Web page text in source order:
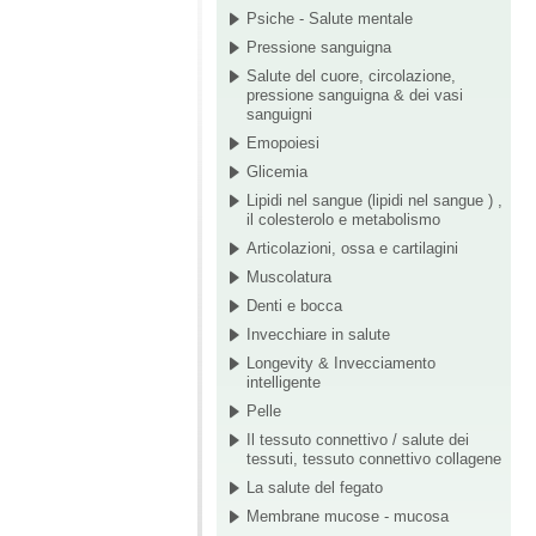
Psiche - Salute mentale
Pressione sanguigna
Salute del cuore, circolazione,
pressione sanguigna & dei vasi
sanguigni
Emopoiesi
Glicemia
Lipidi nel sangue (lipidi nel sangue ) ,
il colesterolo e metabolismo
Articolazioni, ossa e cartilagini
Muscolatura
Denti e bocca
Invecchiare in salute
Longevity & Invecciamento
intelligente
Pelle
Il tessuto connettivo / salute dei
tessuti, tessuto connettivo collagene
La salute del fegato
Membrane mucose - mucosa